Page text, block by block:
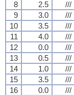
8
2.5 ///
9
3.0 ///
10
3.5 ///
11
4.0 ///
12
0.0 ///
13
0.5 ///
14
1.0 ///
15
3.5 ///
16
0.0 ///